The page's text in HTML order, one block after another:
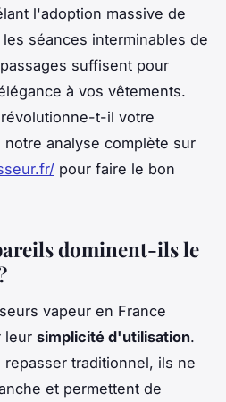
l'adoption massive de
séances interminables de
suffisent pour
à vos vêtements.
t-il votre
analyse complète sur
pour faire le bon
dominent-ils le
vapeur en France
leur simplicité d'utilisation.
traditionnel, ils ne
et permettent de